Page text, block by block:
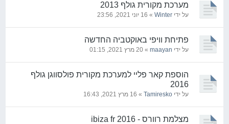
מערכת מקורית גולף 2013
על ידיWinter » 16 יוני 2021, 23:56
פתיחת וויפי באוקטביה החדשה
על ידי maayan » 20 מרץ 2021, 01:15
הוספת קאר פליי למערכת מקורית פולסווגן גולף
2016
על ידיTamiresko » 16 מרץ 2021, 16:43
מצלמת רוורס - ibiza fr 2016